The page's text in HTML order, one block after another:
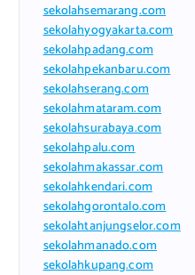
sekolahsemarang.com
sekolahyogyakarta.com
sekolahpadang.com
sekolahpekanbaru.com
sekolahserang.com
sekolahmataram.com
sekolahsurabaya.com
sekolahpalu.com
sekolahmakassar.com
sekolahkendari.com
sekolahgorontalo.com
sekolahtanjungselor.com
sekolahmanado.com
sekolahkupang.com